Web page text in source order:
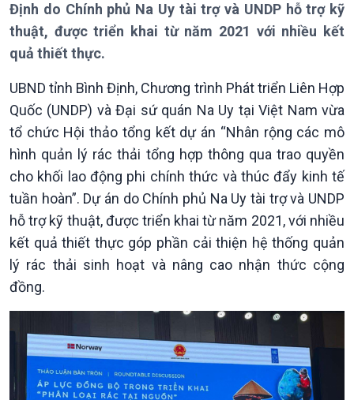
Giới thiệu
Thời sự
Thời sự 18h
Bản tin
Chuyên mục
Theo dòng Thời sự
Định do Chính phủ Na Uy tài trợ và UNDP hỗ trợ kỹ
thuật, được triển khai từ năm 2021 với nhiều kết
quả thiết thực.
UBND tỉnh Bình Định, Chương trình Phát triển Liên Hợp
Quốc (UNDP) và Đại sứ quán Na Uy tại Việt Nam vừa
tổ chức Hội thảo tổng kết dự án “Nhân rộng các mô
hình quản lý rác thải tổng hợp thông qua trao quyền
cho khối lao động phi chính thức và thúc đẩy kinh tế
tuần hoàn”. Dự án do Chính phủ Na Uy tài trợ và UNDP
hỗ trợ kỹ thuật, được triển khai từ năm 2021, với nhiều
kết quả thiết thực góp phần cải thiện hệ thống quản
lý rác thải sinh hoạt và nâng cao nhận thức cộng
đồng.